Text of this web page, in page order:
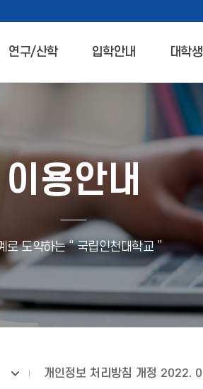
연구/산학 입학안내 대학
이용안내
로 도약하는 “ 국립인천대학교 ”
개인정보 처리방침 개정 2022.